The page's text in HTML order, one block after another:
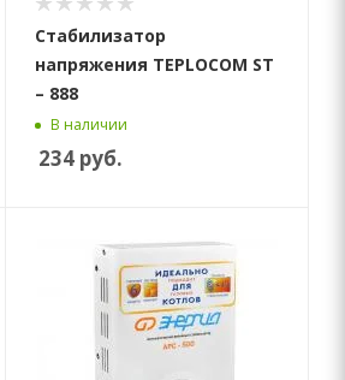
Стабилизатор
напряжения TEPLOCOM ST
– 888
В наличии
234 руб.